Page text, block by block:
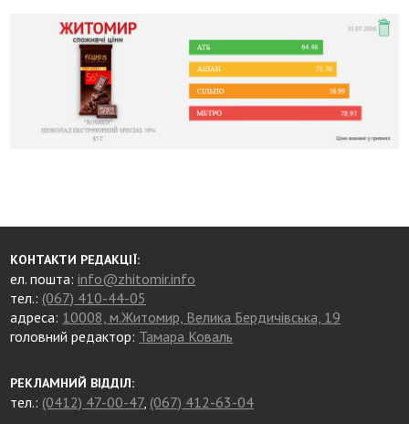
КОНТАКТИ РЕДАКЦІЇ:
ел. пошта:info@zhitomir.info
тел.: (067) 410-44-05
адреса: 10008, м.Житомир, Велика Бердичівська, 19
головний редактор: Тамара Коваль
РЕКЛАМНИЙ ВІДДІЛ:
тел.: (0412) 47-00-47, (067) 412-63-04